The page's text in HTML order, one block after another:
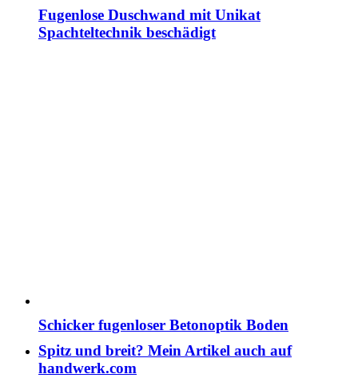
Fugenlose Duschwand mit Unikat
Spachteltechnik beschädigt
Schicker fugenloser Betonoptik Boden
Spitz und breit? Mein Artikel auch auf
handwerk.com